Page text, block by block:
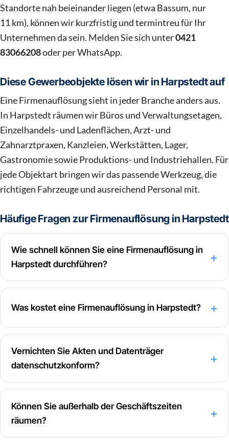
Standorte nah beieinander liegen (etwa Bassum, nur
11 km), können wir kurzfristig und termintreu für Ihr
Unternehmen da sein. Melden Sie sich unter0421
83066208oder per WhatsApp.
Diese Gewerbeobjekte lösen wir in Harpstedt auf
Eine Firmenauflösung sieht in jeder Branche anders aus.
In Harpstedt räumen wir Büros und Verwaltungsetagen,
Einzelhandels- und Ladenflächen, Arzt- und
Zahnarztpraxen, Kanzleien, Werkstätten, Lager,
Gastronomie sowie Produktions- und Industriehallen. Für
jede Objektart bringen wir das passende Werkzeug, die
richtigen Fahrzeuge und ausreichend Personal mit.
Häufige Fragen zur Firmenauflösung in Harpstedt
Wie schnell können Sie eine Firmenauflösung in
Harpstedt durchführen?
Was kostet eine Firmenauflösung in Harpstedt?
Vernichten Sie Akten und Datenträger
datenschutzkonform?
Können Sie außerhalb der Geschäftszeiten
räumen?